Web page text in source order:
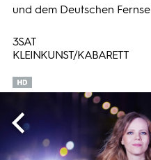
und dem Deutschen
3SAT
KLEINKUNST/KABARETT